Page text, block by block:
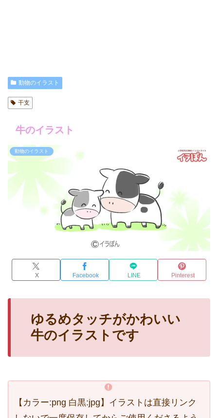
動物のイラスト
干支
牛のイラスト
動物のイラスト
X Facebook LINE Pinterest
ゆるめタッチがかわいい
牛のイラストです
【カラー:png 白黒:jpg】イラストは直接リンク